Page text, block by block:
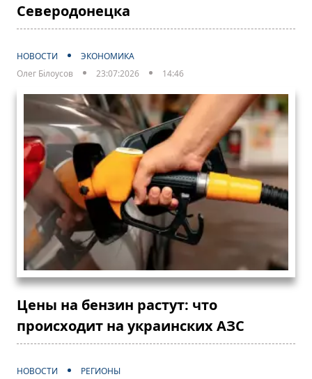
Северодонецка
НОВОСТИ
ЭКОНОМИКА
Олег Білоусов
23:07:2026 14:46
Цены на бензин растут: что
происходит на украинских АЗС
НОВОСТИ
РЕГИОНЫ